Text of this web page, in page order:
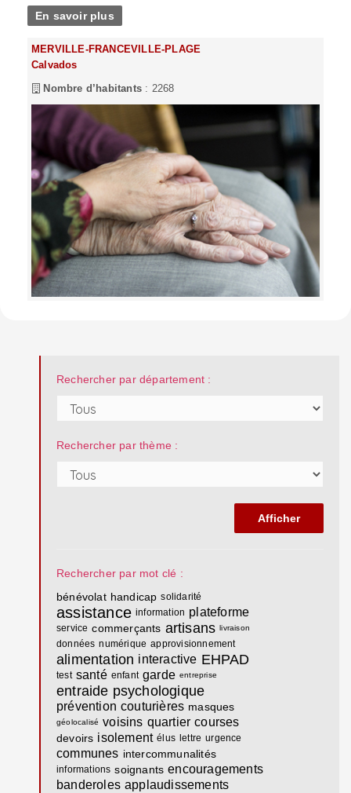
En savoir plus
MERVILLE-FRANCEVILLE-PLAGE
Calvados
Nombre d’habitants : 2268
Rechercher par département :
Rechercher par thème :
Rechercher par mot clé :
bénévolat handicap solidarité
assistance information plateforme
service commerçants artisans livraison
données numérique approvisionnement
alimentation interactive EHPAD
test santé enfant garde entreprise
entraide psychologique
prévention couturières masques
géolocalisé voisins quartier courses
devoirs isolement élus lettre urgence
communes intercommunalités
informations soignants encouragements
banderoles applaudissements